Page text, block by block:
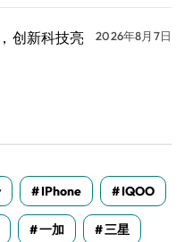
创新科技亮
2026年8月7日
IPhone IQOO
一加 三星